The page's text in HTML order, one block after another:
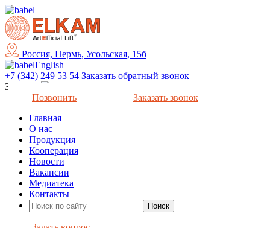
Россия, Пермь, Усольская, 15б
English
+7 (342) 249 53 54 Заказать обратный звонок
Закрыть
Позвонить
Заказать звонок
Главная
О нас
Продукция
Кооперация
Новости
Вакансии
Медиатека
Контакты